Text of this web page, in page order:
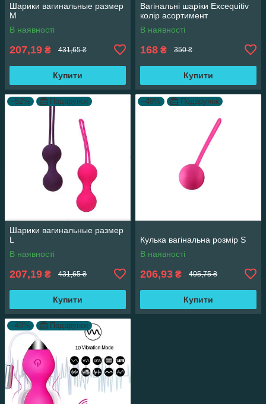
Шарики вагинальные размер
М
В наявності
207,19 ₴ 431,65 ₴
Купити
Вагінальні шаріки Excequitiv
колір асортимент
В наявності
168 ₴ 350 ₴
Купити
–52% Подарунок
Шарики вагинальные размер
L
В наявності
207,19 ₴ 431,65 ₴
Купити
–49% Подарунок
Кулька вагінальна розмір S
В наявності
206,93 ₴ 405,75 ₴
Купити
–49% Подарунок